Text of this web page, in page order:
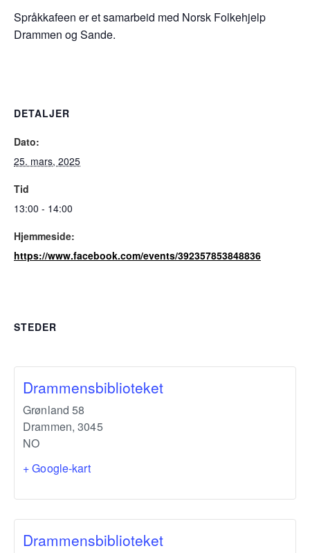
Språkkafeen er et samarbeid med Norsk Folkehjelp
Drammen og Sande.
DETALJER
Dato:
25. mars, 2025
Tid
13:00 - 14:00
Hjemmeside:
https://www.facebook.com/events/392357853848836
STEDER
Drammensbiblioteket
Grønland 58
Drammen, 3045
NO
+ Google-kart
Drammensbiblioteket